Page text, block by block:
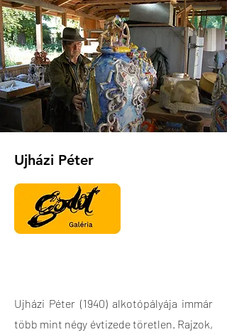
Ujházi Péter
Ujházi Péter (1940) alkotópályája immár
több mint négy évtizede töretlen. Rajzok,